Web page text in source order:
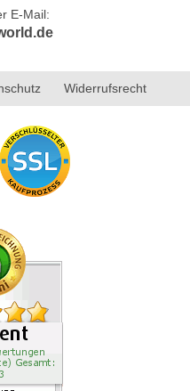
E-Mail:
Widerrufsrecht